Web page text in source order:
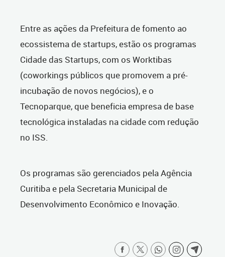
Entre as ações da Prefeitura de fomento ao
ecossistema de startups, estão os programas
Cidade das Startups, com os Worktibas
(coworkings públicos que promovem a pré-
incubação de novos negócios), e o
Tecnoparque, que beneficia empresa de base
tecnológica instaladas na cidade com redução
no ISS.
Os programas são gerenciados pela Agência
Curitiba e pela Secretaria Municipal de
Desenvolvimento Econômico e Inovação.